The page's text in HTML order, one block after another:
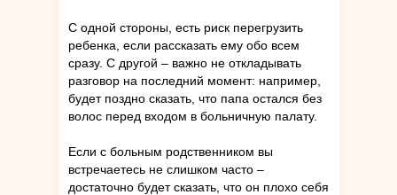
С одной стороны, есть риск перегрузить
ребенка, если рассказать ему обо всем
сразу. С другой – важно не откладывать
разговор на последний момент: например,
будет поздно сказать, что папа остался без
волос перед входом в больничную палату.
Если с больным родственником вы
встречаетесь не слишком часто –
достаточно будет сказать, что он плохо себя